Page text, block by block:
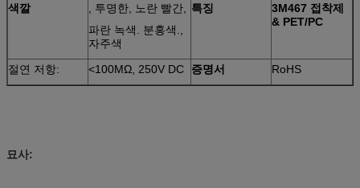
색깔
, 투명한, 노란 빨간,
파란 녹색. 분홍색.,
자주색
특징
3M467 접착제
& PET/PC
절연 저항: <100MΩ, 250V DC 증명서 RoHS
묘사: